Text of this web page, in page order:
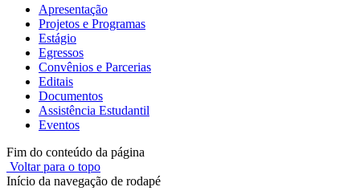
Apresentação
Projetos e Programas
Estágio
Egressos
Convênios e Parcerias
Editais
Documentos
Assistência Estudantil
Eventos
Fim do conteúdo da página
Voltar para o topo
Início da navegação de rodapé